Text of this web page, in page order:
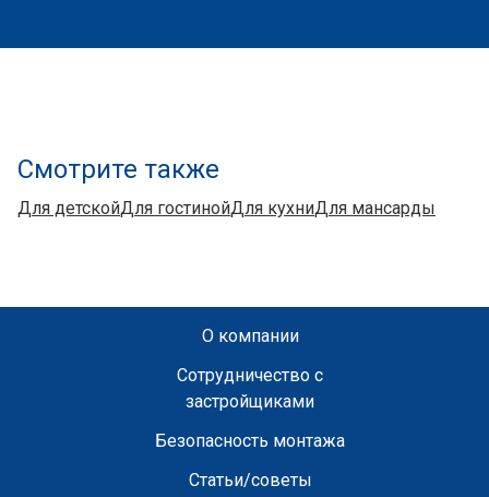
Смотрите также
Для детскойДля гостинойДля кухниДля мансарды
О компании
Сотрудничество с
застройщиками
Безопасность монтажа
Статьи/советы